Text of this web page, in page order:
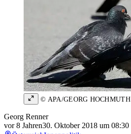
© APA/GEORG HOCHMUTH
Georg Renner
vor 8 Jahren30. Oktober 2018 um 08:30